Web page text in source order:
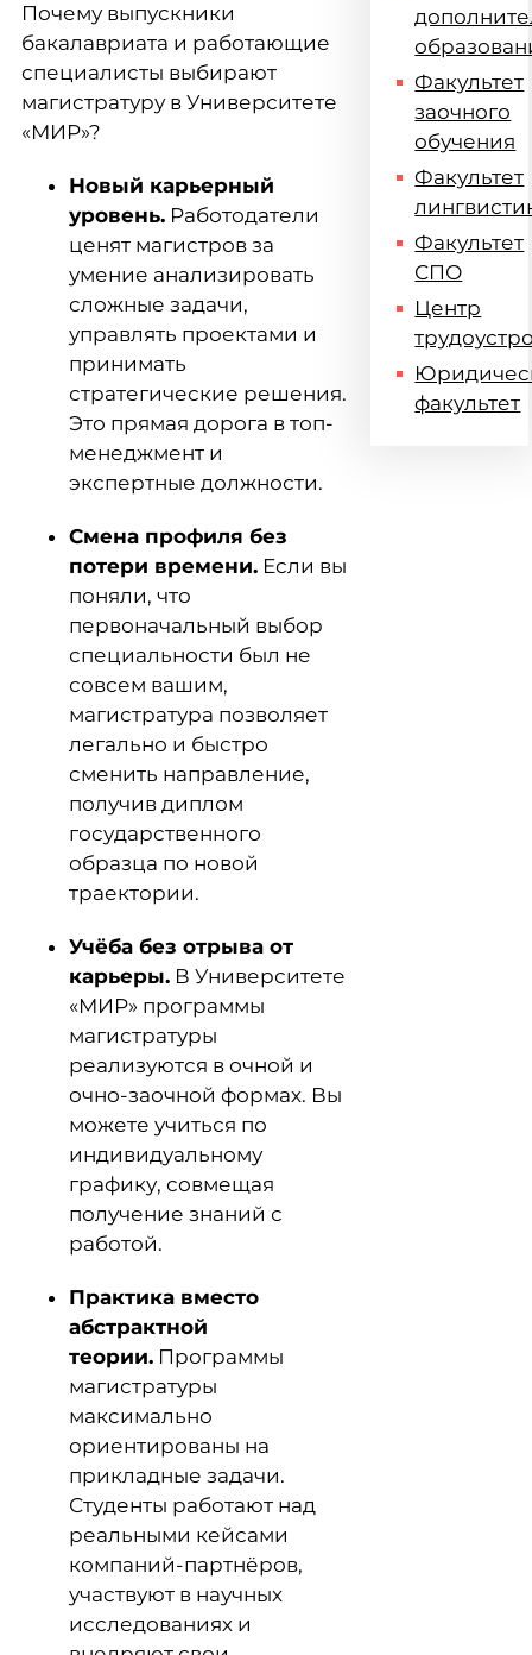
Почему выпускники
бакалавриата и работающие
специалисты выбирают
магистратуру в Университете
«МИР»?
Новый карьерный
уровень. Работодатели
ценят магистров за
умение анализировать
сложные задачи,
управлять проектами и
принимать
стратегические решения.
Это прямая дорога в топ-
менеджмент и
экспертные должности.
Смена профиля без
потери времени. Если вы
поняли, что
первоначальный выбор
специальности был не
совсем вашим,
магистратура позволяет
легально и быстро
сменить направление,
получив диплом
государственного
образца по новой
траектории.
Учёба без отрыва от
карьеры. В Университете
«МИР» программы
магистратуры
реализуются в очной и
очно-заочной формах. Вы
можете учиться по
индивидуальному
графику, совмещая
получение знаний с
работой.
Практика вместо
абстрактной
теории. Программы
магистратуры
максимально
ориентированы на
прикладные задачи.
Студенты работают над
реальными кейсами
компаний-партнёров,
участвуют в научных
исследованиях и
Факультет
заочного
обучения
Факультет
Факультет
СПО
Центр
факультет